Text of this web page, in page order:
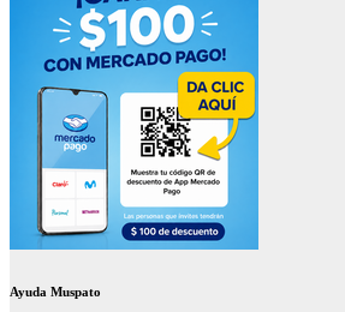
Ayuda Muspato